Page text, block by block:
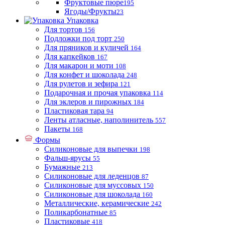
Фруктовые пюре195
Ягоды/Фрукты23
Упаковка
Для тортов 156
Подложки под торт 250
Для пряников и куличей 164
Для капкейков 167
Для макарон и моти 108
Для конфет и шоколада 248
Для рулетов и зефира 121
Подарочная и прочая упаковка 114
Для эклеров и пирожных 184
Пластиковая тара 94
Ленты атласные, наполинитель 557
Пакеты 168
Формы
Силиконовые для выпечки 198
Фальш-ярусы 55
Бумажные 213
Силиконовые для леденцов 87
Силиконовые для муссовых 150
Силиконовые для шоколада 160
Металлические, керамические 242
Поликарбонатные 85
Пластиковые 418